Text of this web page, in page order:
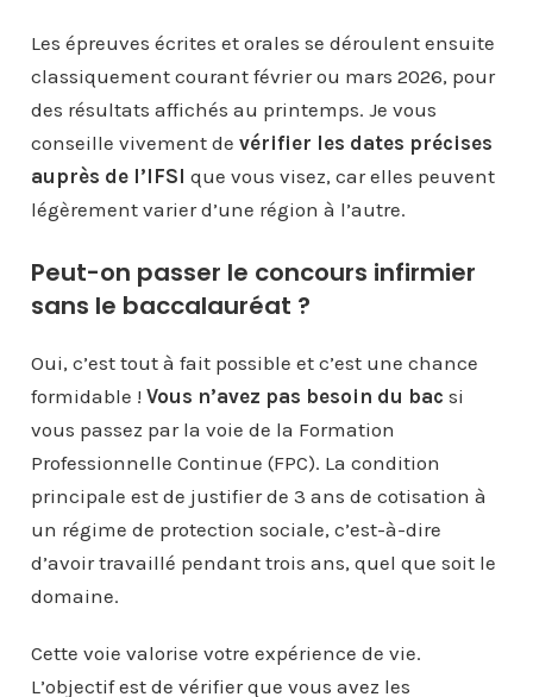
Les épreuves écrites et orales se déroulent ensuite
classiquement courant février ou mars 2026, pour
des résultats affichés au printemps. Je vous
conseille vivement de vérifier les dates précises
auprès de l’IFSI que vous visez, car elles peuvent
légèrement varier d’une région à l’autre.
Peut-on passer le concours infirmier
sans le baccalauréat ?
Oui, c’est tout à fait possible et c’est une chance
formidable ! Vous n’avez pas besoin du bac si
vous passez par la voie de la Formation
Professionnelle Continue (FPC). La condition
principale est de justifier de 3 ans de cotisation à
un régime de protection sociale, c’est-à-dire
d’avoir travaillé pendant trois ans, quel que soit le
domaine.
Cette voie valorise votre expérience de vie.
L’objectif est de vérifier que vous avez les